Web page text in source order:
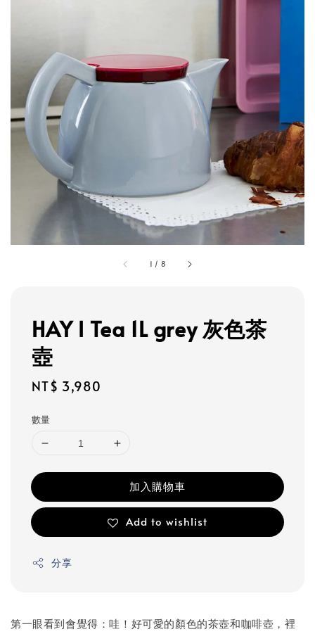
1 / 8
HAY l Tea 1L grey 灰色茶
壺
Regular
NT$ 3,980
數量
加入購物車
Add to wishlist
分享
第一眼看到會覺得：哇！好可愛的顏色的茶壺和咖啡壺，裡